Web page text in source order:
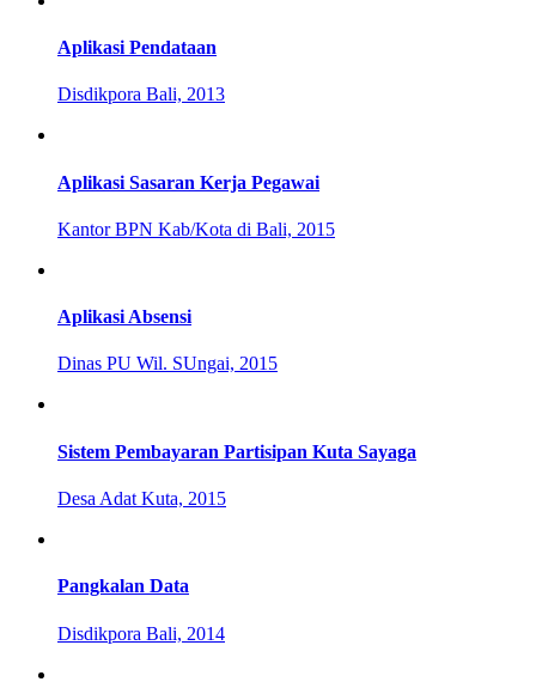
Aplikasi Pendataan
Disdikpora Bali, 2013
Aplikasi Sasaran Kerja Pegawai
Kantor BPN Kab/Kota di Bali, 2015
Aplikasi Absensi
Dinas PU Wil. SUngai, 2015
Sistem Pembayaran Partisipan Kuta Sayaga
Desa Adat Kuta, 2015
Pangkalan Data
Disdikpora Bali, 2014